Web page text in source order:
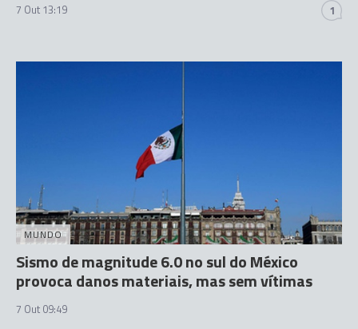
7 Out 13:19 1
MUNDO
Sismo de magnitude 6.0 no sul do México
provoca danos materiais, mas sem vítimas
7 Out 09:49